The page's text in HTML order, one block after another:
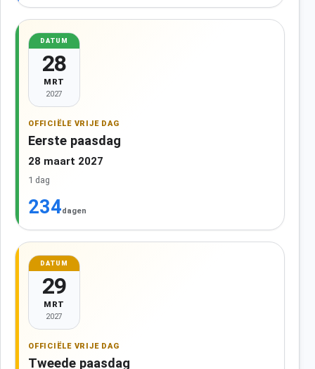
DATUM
28
MRT
2027
OFFICIËLE VRIJE DAG
Eerste paasdag
28 maart 2027
1 dag
234dagen
DATUM
29
MRT
2027
OFFICIËLE VRIJE DAG
Tweede paasdag